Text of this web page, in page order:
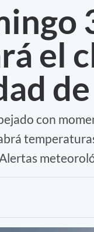
el
con